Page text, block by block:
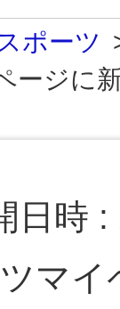
ポーツ
ージに
日時
マ